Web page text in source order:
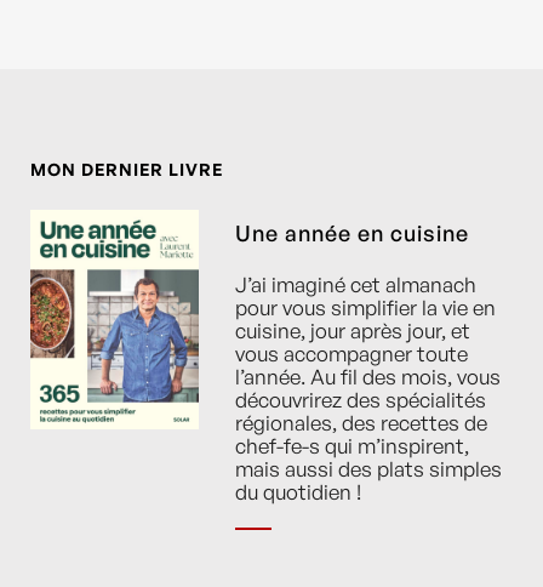
MON DERNIER LIVRE
Une année en cuisine
J’ai imaginé cet almanach
pour vous simplifier la vie en
cuisine, jour après jour, et
vous accompagner toute
l’année. Au fil des mois, vous
découvrirez des spécialités
régionales, des recettes de
chef-fe-s qui m’inspirent,
mais aussi des plats simples
du quotidien !